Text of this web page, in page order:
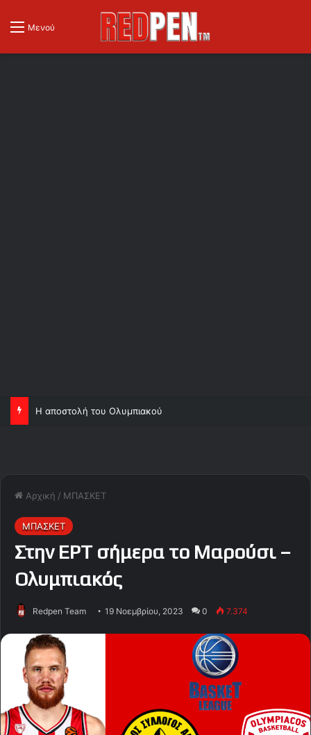
Μενού
Η αποστολή του Ολυμπιακού
Αρχική / ΜΠΑΣΚΕΤ
ΜΠΑΣΚΕΤ
Στην ΕΡΤ σήμερα το Μαρούσι –
Ολυμπιακός
Redpen Team 19 Νοεμβρίου, 2023 0 7.374